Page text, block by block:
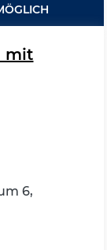
mit
6,